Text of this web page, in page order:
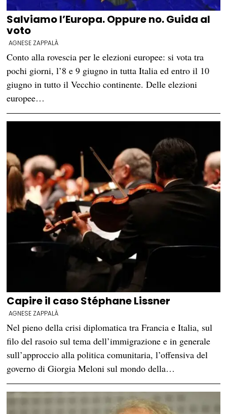
Salviamo l’Europa. Oppure no. Guida al
voto
AGNESE ZAPPALÀ
Conto alla rovescia per le elezioni europee: si vota tra
pochi giorni, l’8 e 9 giugno in tutta Italia ed entro il 10
giugno in tutto il Vecchio continente. Delle elezioni
europee…
Capire il caso Stéphane Lissner
AGNESE ZAPPALÀ
Nel pieno della crisi diplomatica tra Francia e Italia, sul
filo del rasoio sul tema dell’immigrazione e in generale
sull’approccio alla politica comunitaria, l’offensiva del
governo di Giorgia Meloni sul mondo della…